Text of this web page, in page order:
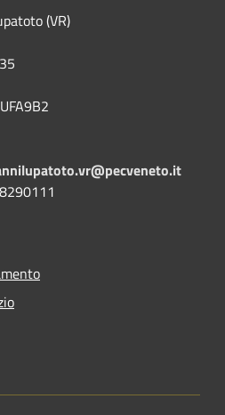
(VR)